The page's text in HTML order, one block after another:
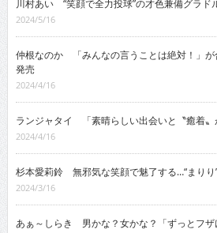
川村あい “笑顔で全力投球”の才色兼備グラド
2024/5/16
仲根なのか 「みんなの言うことは絶対！」が
発売
2024/4/16
ランジャタイ 「素晴らしい出会いと〝癒着〟
2024/4/16
杉本愛莉鈴 無邪気な笑顔で魅了する…“まりり
2024/3/16
あぁ～しらき 男かな？女かな？「ずっとフザ